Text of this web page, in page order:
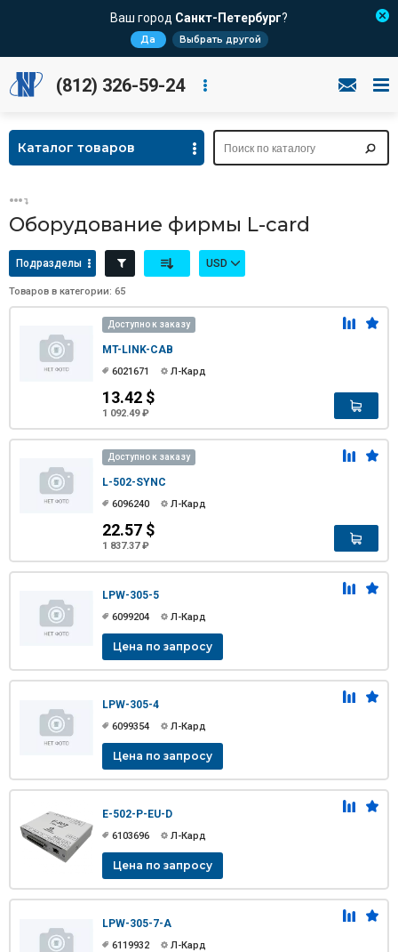
Ваш город Санкт-Петербург?
Да Выбрать другой
(812) 326-59-24
Каталог товаров
Оборудование фирмы L-card
Подразделы USD
Товаров в категории: 65
Доступно к заказу
MT-LINK-CAB
6021671 Л-Кард
13.42 $
1 092.49 ₽
Доступно к заказу
L-502-SYNC
6096240 Л-Кард
22.57 $
1 837.37 ₽
LPW-305-5
6099204 Л-Кард
Цена по запросу
LPW-305-4
6099354 Л-Кард
Цена по запросу
E-502-P-EU-D
6103696 Л-Кард
Цена по запросу
LPW-305-7-A
6119932 Л-Кард